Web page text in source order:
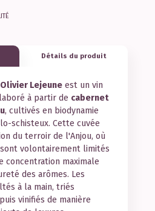
Détails du produit
Olivier Lejeune est un vin
à partir de cabernet
, cultivés en biodynamie
schisteux. Cette cuvée
du terroir de l'Anjou, où
volontairement limités
concentration maximale
des arômes. Les
à la main, triés
vinifiés de manière